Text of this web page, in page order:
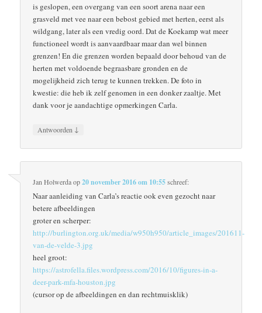
is geslopen, een overgang van een soort arena naar een
grasveld met vee naar een bebost gebied met herten, eerst als
wildgang, later als een vredig oord. Dat de Koekamp wat meer
functioneel wordt is aanvaardbaar maar dan wel binnen
grenzen! En die grenzen worden bepaald door behoud van de
herten met voldoende begraasbare gronden en de
mogelijkheid zich terug te kunnen trekken. De foto in
kwestie: die heb ik zelf genomen in een donker zaaltje. Met
dank voor je aandachtige opmerkingen Carla.
Antwoorden ↓
Jan Holwerdaop20 november 2016 om 10:55schreef:
Naar aanleiding van Carla’s reactie ook even gezocht naar
betere afbeeldingen
groter en scherper:
http://burlington.org.uk/media/w950h950/article_images/201611-
van-de-velde-3.jpg
heel groot:
https://astrofella.files.wordpress.com/2016/10/figures-in-a-
deer-park-mfa-houston.jpg
(cursor op de afbeeldingen en dan rechtmuisklik)